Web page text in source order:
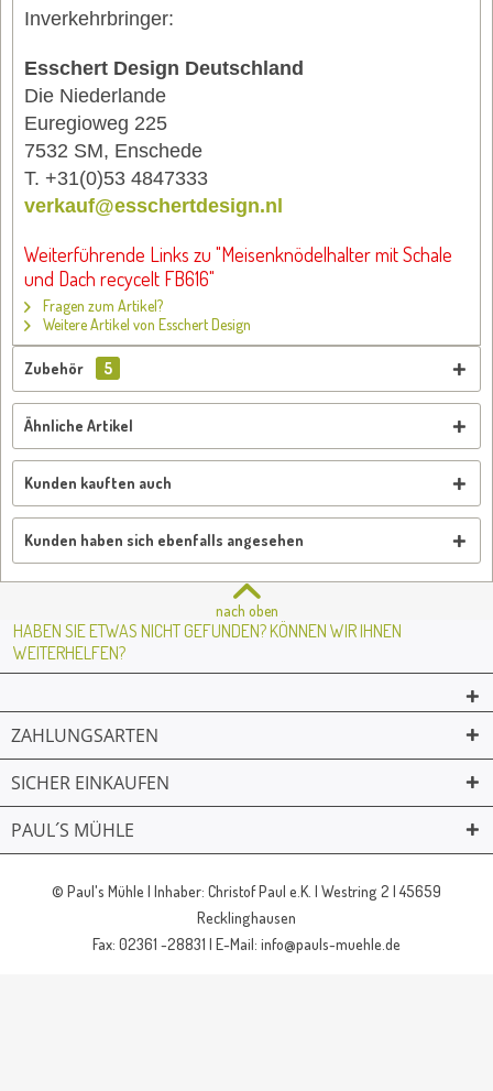
Inverkehrbringer:
Esschert Design Deutschland
Die Niederlande
Euregioweg 225
7532 SM, Enschede
T. +31(0)53 4847333
verkauf@esschertdesign.nl
Weiterführende Links zu "Meisenknödelhalter mit Schale
und Dach recycelt FB616"
Fragen zum Artikel?
Weitere Artikel von Esschert Design
Zubehör 5
Ähnliche Artikel
Kunden kauften auch
Kunden haben sich ebenfalls angesehen
nach oben
HABEN SIE ETWAS NICHT GEFUNDEN? KÖNNEN WIR IHNEN
WEITERHELFEN?
ZAHLUNGSARTEN
SICHER EINKAUFEN
PAUL´S MÜHLE
© Paul's Mühle | Inhaber: Christof Paul e.K. | Westring 2 | 45659
Recklinghausen
Fax: 02361 -28831 | E-Mail: info@pauls-muehle.de